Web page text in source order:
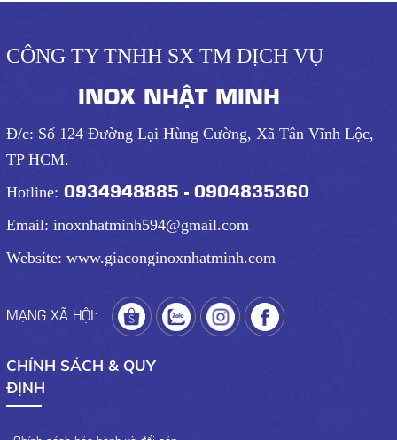
CÔNG TY TNHH SX TM DỊCH VỤ
INOX NHẬT MINH
Đ/c: Số 124 Đường Lại Hùng Cường, Xã Tân Vĩnh Lộc,
TP HCM.
Hotline: 0934948885 - 0904835360
Email: inoxnhatminh594@gmail.com
Website: www.giaconginoxnhatminh.com
MẠNG XÃ HỘI:
CHÍNH SÁCH & QUY
ĐỊNH